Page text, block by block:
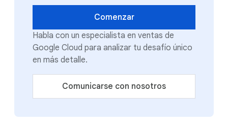
Comenzar
Habla con un especialista en ventas de
Google Cloud para analizar tu desafío único
en más detalle.
Comunicarse con nosotros